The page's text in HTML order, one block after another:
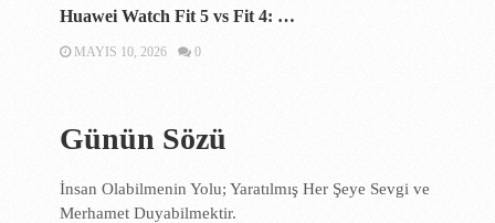
Huawei Watch Fit 5 vs Fit 4: …
MAYIS 10, 2026 0
Günün Sözü
İnsan Olabilmenin Yolu; Yaratılmış Her Şeye Sevgi ve
Merhamet Duyabilmektir.